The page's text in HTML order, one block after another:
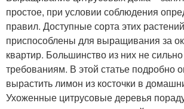
простое, при условии соблюдения
правил. Доступные сорта этих
приспособлены для выращивания за
квартир. Большинство из них не
требованиям. В этой статье подробно
вырастить лимон из косточки в
Ухоженные цитрусовые деревья